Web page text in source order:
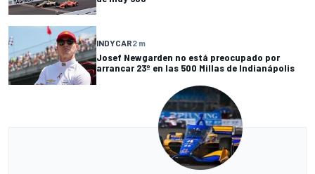
INDYCAR2 m
Josef Newgarden no está preocupado por
arrancar 23º en las 500 Millas de Indianápolis